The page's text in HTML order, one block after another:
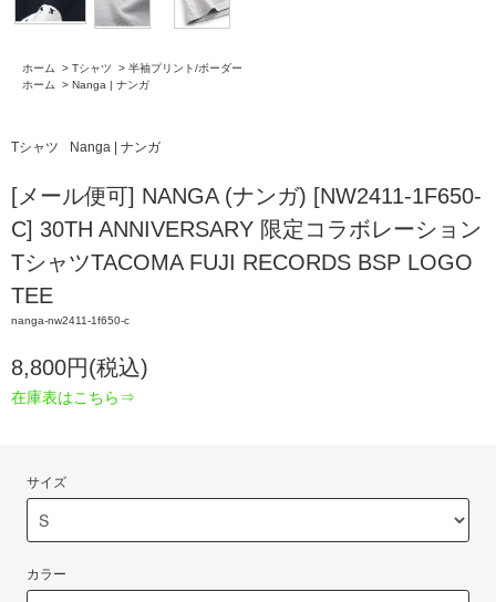
ホーム > Tシャツ > 半袖プリント/ボーダー
ホーム
> Nanga | ナンガ
Tシャツ Nanga | ナンガ
[メール便可] NANGA (ナンガ) [NW2411-1F650-
C] 30TH ANNIVERSARY 限定コラボレーション
TシャツTACOMA FUJI RECORDS BSP LOGO
TEE
nanga-nw2411-1f650-c
8,800円(税込)
在庫表はこちら⇒
サイズ
カラー